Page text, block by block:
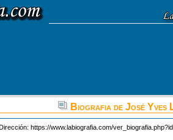
Biografia de José Yves
https://www.labiografia.com/